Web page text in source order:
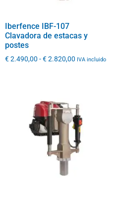
Iberfence IBF-107
Clavadora de estacas y
postes
€2.490,00 -€2.820,00 IVA incluido